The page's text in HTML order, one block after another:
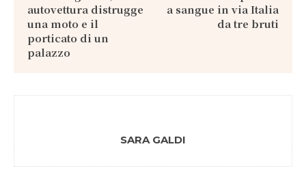
autovettura distrugge
una moto e il
porticato di un
palazzo
a sangue in via Italia
da tre bruti
SARA GALDI